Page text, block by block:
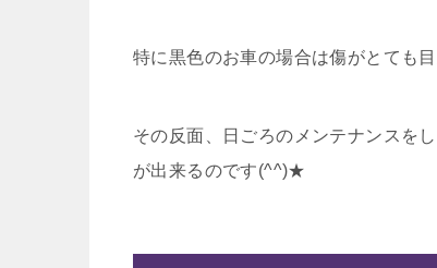
特に黒色のお車の場合は傷がとても
その反面、日ごろのメンテナンスを
が出来るのです(^^)★